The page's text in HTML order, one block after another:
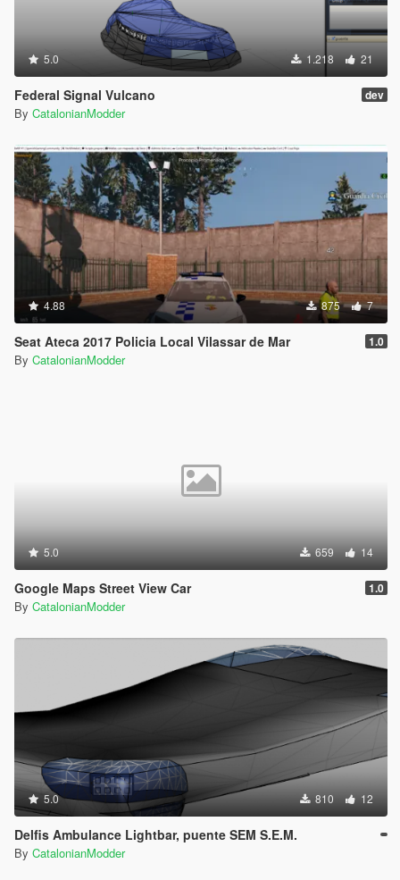
5.0 1.218 21
Federal Signal Vulcano dev
By CatalonianModder
4.88 875 7
Seat Ateca 2017 Policia Local Vilassar de Mar 1.0
By CatalonianModder
5.0 659 14
Google Maps Street View Car 1.0
By CatalonianModder
5.0 810 12
Delfis Ambulance Lightbar, puente SEM S.E.M.
By CatalonianModder